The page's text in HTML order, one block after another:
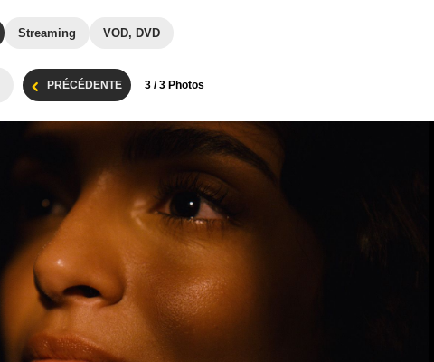
Streaming VOD, DVD
PRÉCÉDENTE 3 / 3 Photos